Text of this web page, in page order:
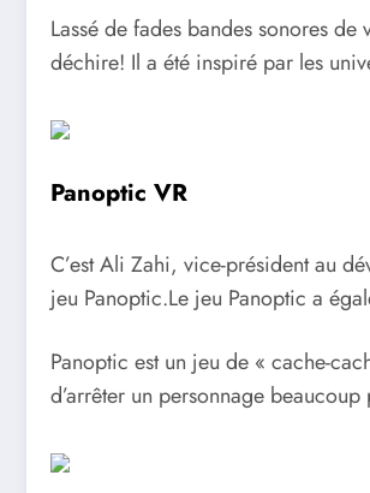
Lassé de fades bandes sonores
déchire! Il a été inspiré par les
Panoptic VR
C’est Ali Zahi, vice-président au
jeu Panoptic.Le jeu Panoptic a
Panoptic est un jeu de « cache-
d’arrêter un personnage